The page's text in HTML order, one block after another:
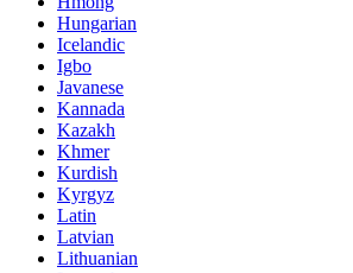
Hungarian
Icelandic
Igbo
Javanese
Kannada
Kazakh
Khmer
Kurdish
Kyrgyz
Latin
Latvian
Lithuanian